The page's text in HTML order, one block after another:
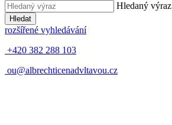
Hledaný výraz
Hledat
rozšířené vyhledávání
+420 382 288 103
ou@albrechticenadvltavou.cz